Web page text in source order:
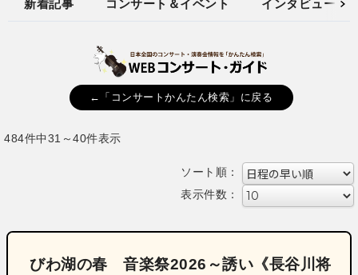
新着記事 コンサート＆イベント インタビュー
←「コンサートかんたん検索」に戻る
484件中31～40件表示
ソート順：
表示件数：
びわ湖の春 音楽祭2026～誘い《長谷川将